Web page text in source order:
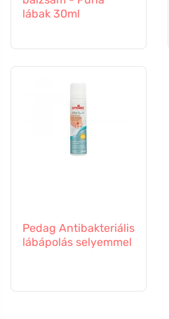
lábak 30ml
Pedag Antibakteriális
lábápolás selyemmel